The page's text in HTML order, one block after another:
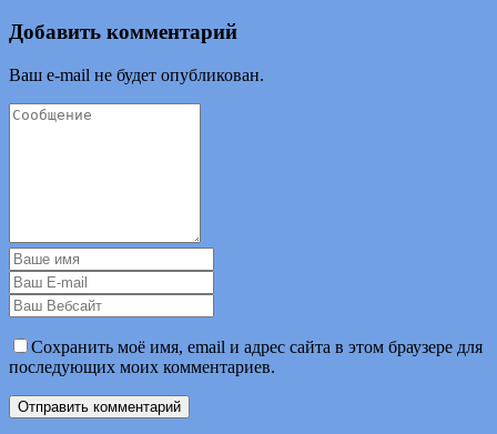
Добавить комментарий
Ваш e-mail не будет опубликован.
Сохранить моё имя, email и адрес сайта в этом браузере для
последующих моих комментариев.